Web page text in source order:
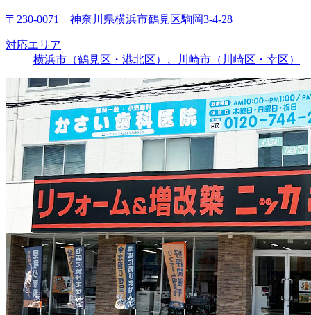
〒230-0071 神奈川県横浜市鶴見区駒岡3-4-28
対応エリア
横浜市（鶴見区・港北区）、川崎市（川崎区・幸区）